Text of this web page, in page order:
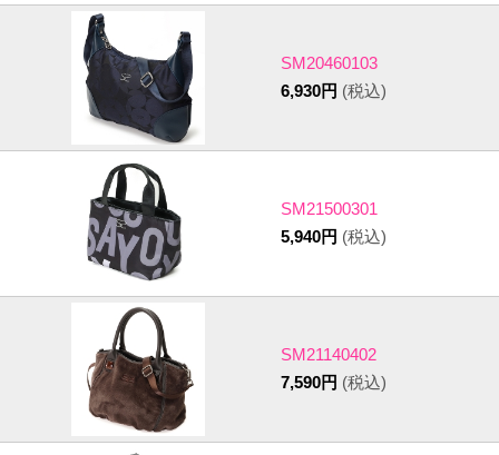
SM20460103
6,930円 (税込)
SM21500301
5,940円 (税込)
SM21140402
7,590円 (税込)